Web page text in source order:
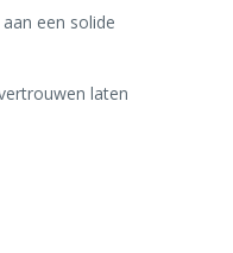
een solide
laten